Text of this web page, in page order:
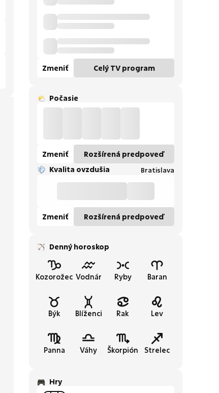
Zmeniť Celý TV program
Počasie
Zmeniť
Rozšírená predpoveď
Kvalita ovzdušia
Bratislava
Zmeniť Rozšírená predpoveď
Denný horoskop
Kozorožec Vodnár Ryby Baran
Býk Blíženci Rak Lev
Panna Váhy Škorpión Strelec
Hry